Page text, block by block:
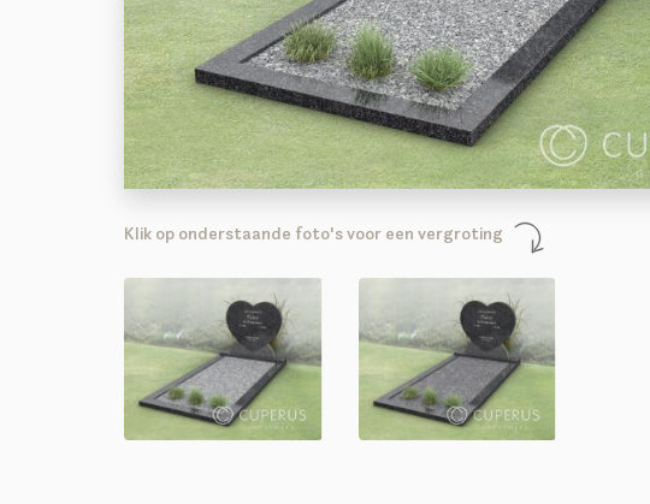
Klik op onderstaande foto's voor een vergroting